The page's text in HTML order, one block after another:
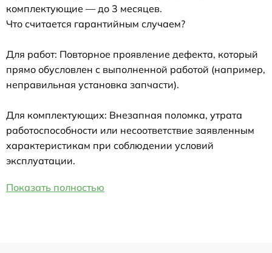
комплектующие — до 3 месяцев.
Что считается гарантийным случаем?
Для работ: Повторное проявление дефекта, который
прямо обусловлен с выполненной работой (например,
неправильная установка запчасти).
Для комплектующих: Внезапная поломка, утрата
работоспособности или несоответствие заявленным
характеристикам при соблюдении условий
эксплуатации.
Показать полностью